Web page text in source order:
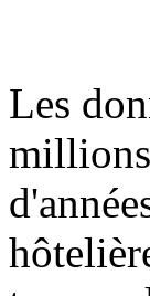
Les
millions